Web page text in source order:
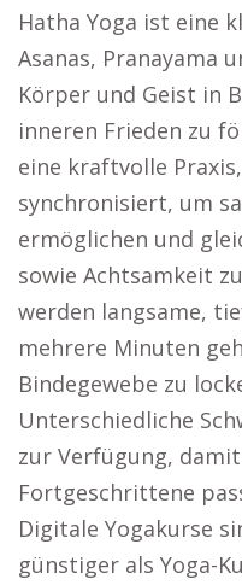
Hatha Yoga ist eine
Asanas, Pranayama
Körper und Geist in
inneren Frieden zu
eine kraftvolle
synchronisiert, um
ermöglichen und
sowie Achtsamkeit
werden langsame,
mehrere Minuten
Bindegewebe zu
Unterschiedliche
zur Verfügung,
Fortgeschrittene
Digitale Yogakurse
günstiger als Yoga-